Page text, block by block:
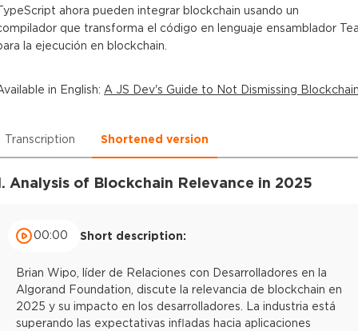
ahora pueden integrar blockchain usando un
que transforma el código en lenguaje ensamblador
la ejecución en blockchain.
in English: A JS Dev's Guide to Not Dismissing
Transcription Shortened version
Analysis of Blockchain Relevance in 2025
00:00 Short description:
Brian Wipo, líder de Relaciones con Desarrolladores en la
Algorand Foundation, discute la relevancia de blockchain en
2025 y su impacto en los desarrolladores. La industria está
superando las expectativas infladas hacia aplicaciones